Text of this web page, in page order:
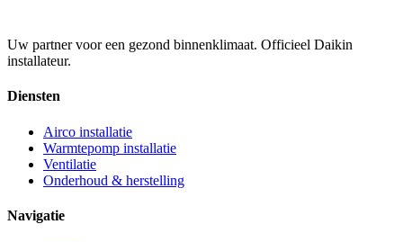
Uw partner voor een gezond binnenklimaat. Officieel Daikin
installateur.
Diensten
Airco installatie
Warmtepomp installatie
Ventilatie
Onderhoud & herstelling
Navigatie